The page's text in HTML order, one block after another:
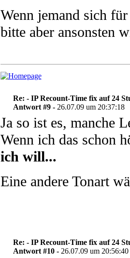
Wenn jemand sich
bitte aber ansonsten
Re: - IP Recount-Time fix auf 24
Antwort #9 - 26.07.09 um 20:37:18
Ja so ist es, manche
Wenn ich das schon
ich will...
Eine andere Tonart
Re: - IP Recount-Time fix auf 24
Antwort #10 - 26.07.09 um 20:56:40